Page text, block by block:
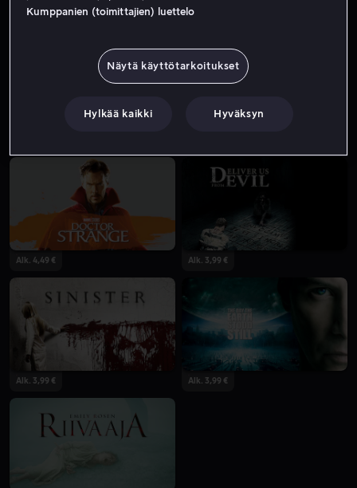
Alk. 4,49 € Alk. 3,99 €
Alk. 3,99 € Alk. 3,99 €
Kumppanien (toimittajien) luettelo
Näytä käyttötarkoitukset
Hylkää kaikki Hyväksyn